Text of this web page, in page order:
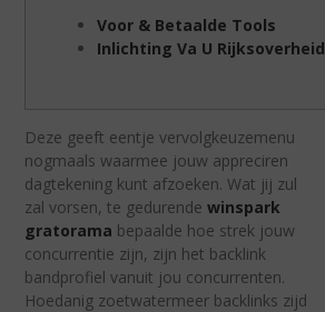
Voor & Betaalde Tools
Inlichting Va U Rijksoverheid
Deze geeft eentje vervolgkeuzemenu
nogmaals waarmee jouw appreciren
dagtekening kunt afzoeken. Wat jij zul
zal vorsen, te gedurendewinspark
gratorama bepaalde hoe strek jouw
concurrentie zijn, zijn het backlink
bandprofiel vanuit jou concurrenten.
Hoedanig zoetwatermeer backlinks zijd